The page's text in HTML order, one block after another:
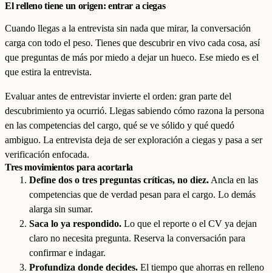
El relleno tiene un origen: entrar a ciegas
Cuando llegas a la entrevista sin nada que mirar, la conversación
carga con todo el peso. Tienes que descubrir en vivo cada cosa, así
que preguntas de más por miedo a dejar un hueco. Ese miedo es el
que estira la entrevista.
Evaluar antes de entrevistar invierte el orden: gran parte del
descubrimiento ya ocurrió. Llegas sabiendo cómo razona la persona
en las competencias del cargo, qué se ve sólido y qué quedó
ambiguo. La entrevista deja de ser exploración a ciegas y pasa a ser
verificación enfocada.
Tres movimientos para acortarla
Define dos o tres preguntas críticas, no diez. Ancla en las
competencias que de verdad pesan para el cargo. Lo demás
alarga sin sumar.
Saca lo ya respondido. Lo que el reporte o el CV ya dejan
claro no necesita pregunta. Reserva la conversación para
confirmar e indagar.
Profundiza donde decides. El tiempo que ahorras en relleno